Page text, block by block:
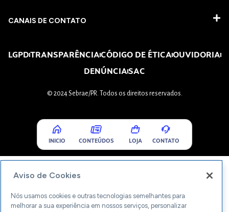
CANAIS DE CONTATO
LGPDTRANSPARÊNCIACÓDIGO DE ÉTICAOUVIDORIA
DENÚNCIASAC
© 2024 Sebrae/PR. Todos os direitos reservados.
INICIO CONTEÚDOS LOJA CONTATO
Aviso de Cookies
Nós usamos cookies e outras tecnologias semelhantes para
melhorar a sua experiência em nossos serviços, personalizar